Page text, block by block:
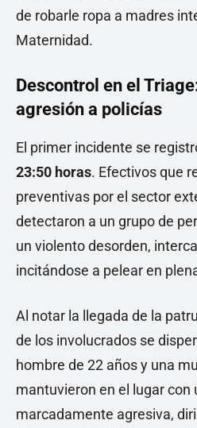
de robarle ropa a madres
Maternidad.
Descontrol en el
agresión a policías
El primer incidente se
23:50 horas. Efectivos que
preventivas por el sector
detectaron a un grupo de
un violento desorden,
incitándose a pelear en
Al notar la llegada de la
de los involucrados se
hombre de 22 años y una
mantuvieron en el lugar con
marcadamente agresiva,